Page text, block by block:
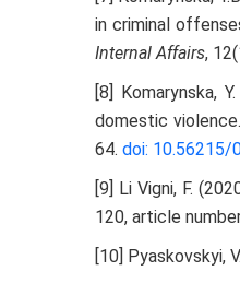
in criminal
Internal Affairs,
[8] Komarynska,
domestic violence.
64. doi: 10.56215/
[9] Li Vigni, F.
120, article
[10] Pyaskovskyi,